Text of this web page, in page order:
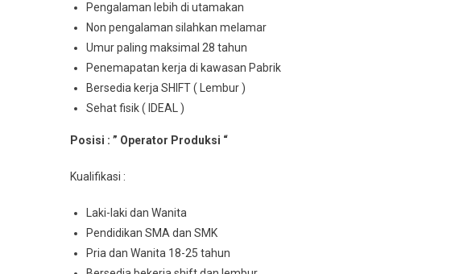
Pengalaman lebih di utamakan
Non pengalaman silahkan melamar
Umur paling maksimal 28 tahun
Penemapatan kerja di kawasan Pabrik
Bersedia kerja SHIFT ( Lembur )
Sehat fisik ( IDEAL )
Posisi : ” Operator Produksi “
Kualifikasi :
Laki-laki dan Wanita
Pendidikan SMA dan SMK
Pria dan Wanita 18-25 tahun